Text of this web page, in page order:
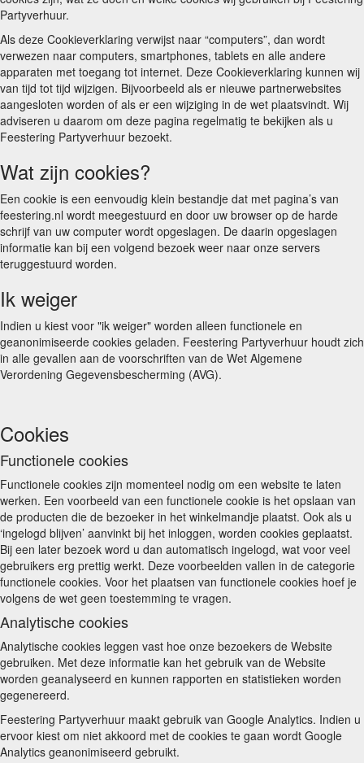
Partyverhuur.
Als deze Cookieverklaring verwijst naar “computers”, dan wordt
verwezen naar computers, smartphones, tablets en alle andere
apparaten met toegang tot internet. Deze Cookieverklaring kunnen wij
van tijd tot tijd wijzigen. Bijvoorbeeld als er nieuwe partnerwebsites
aangesloten worden of als er een wijziging in de wet plaatsvindt. Wij
adviseren u daarom om deze pagina regelmatig te bekijken als u
Feestering Partyverhuur bezoekt.
Wat zijn cookies?
Een cookie is een eenvoudig klein bestandje dat met pagina’s van
feestering.nl wordt meegestuurd en door uw browser op de harde
schrijf van uw computer wordt opgeslagen. De daarin opgeslagen
informatie kan bij een volgend bezoek weer naar onze servers
teruggestuurd worden.
Ik weiger
Indien u kiest voor "ik weiger" worden alleen functionele en
geanonimiseerde cookies geladen. Feestering Partyverhuur houdt zich
in alle gevallen aan de voorschriften van de Wet Algemene
Verordening Gegevensbescherming (AVG).
Cookies
Functionele cookies
Functionele cookies zijn momenteel nodig om een website te laten
werken. Een voorbeeld van een functionele cookie is het opslaan van
de producten die de bezoeker in het winkelmandje plaatst. Ook als u
‘ingelogd blijven’ aanvinkt bij het inloggen, worden cookies geplaatst.
Bij een later bezoek word u dan automatisch ingelogd, wat voor veel
gebruikers erg prettig werkt. Deze voorbeelden vallen in de categorie
functionele cookies. Voor het plaatsen van functionele cookies hoef je
volgens de wet geen toestemming te vragen.
Analytische cookies
Analytische cookies leggen vast hoe onze bezoekers de Website
gebruiken. Met deze informatie kan het gebruik van de Website
worden geanalyseerd en kunnen rapporten en statistieken worden
gegenereerd.
Feestering Partyverhuur maakt gebruik van Google Analytics. Indien u
ervoor kiest om niet akkoord met de cookies te gaan wordt Google
Analytics geanonimiseerd gebruikt.